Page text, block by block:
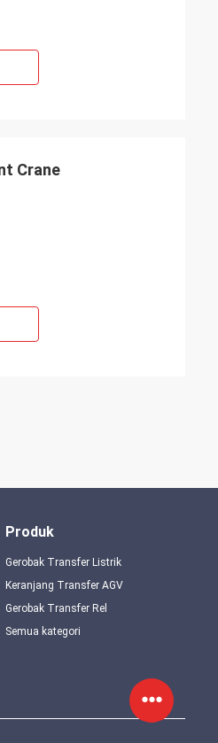
Crane
Produk
Gerobak Transfer Listrik
Keranjang Transfer AGV
Gerobak Transfer Rel
Semua kategori